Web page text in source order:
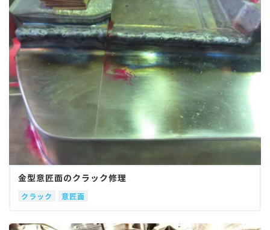
金型意匠面のクラック修理
クラック 意匠面